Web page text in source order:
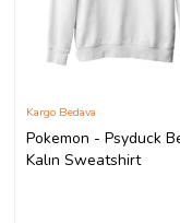
Pokemon - Psyduck
Kalın Sweatshirt
Kargo Bedava